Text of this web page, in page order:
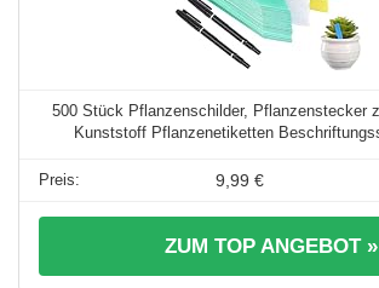
500 Stück Pflanzenschilder, Pflanzenstecker
Kunststoff Pflanzenetiketten
9,99 €
ZUM TOP ANGEBOT »